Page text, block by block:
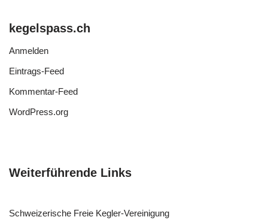
kegelspass.ch
Anmelden
Eintrags-Feed
Kommentar-Feed
WordPress.org
Weiterführende Links
Schweizerische Freie Kegler-Vereinigung